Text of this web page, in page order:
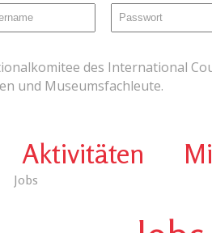
des International
und Museumsfachleute.
Jobs
Aktivitäten